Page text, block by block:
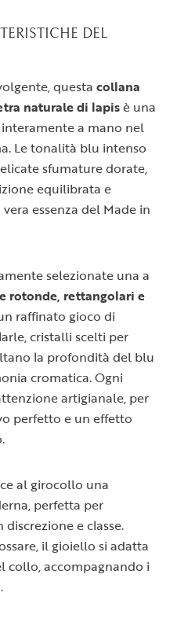
DEL
questa collana
naturale di lapisè una
a mano nel
Le tonalità blu intenso
sfumature dorate,
equilibrata e
essenza del Made in
selezionate una a
rotonde, rettangolari e
raffinato gioco di
cristalli scelti per
la profondità del blu
cromatica. Ogni
artigianale, per
perfetto e un effetto
al girocollo una
perfetta per
e classe.
il gioiello si adatta
collo, accompagnando i